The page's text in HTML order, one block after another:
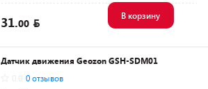
31.00
В корзину
Датчик движения Geozon GSH-SDM01
0 отзывов